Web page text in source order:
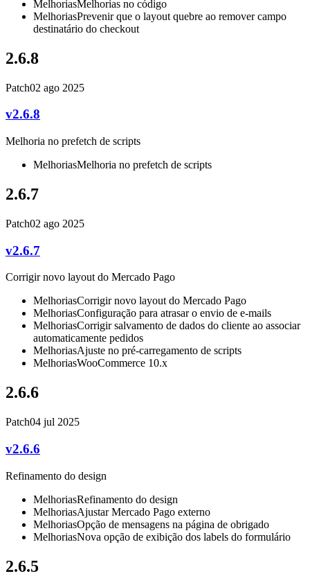
MelhoriasMelhorias no código
MelhoriasPrevenir que o layout quebre ao remover campo
destinatário do checkout
2.6.8
Patch02 ago 2025
v2.6.8
Melhoria no prefetch de scripts
MelhoriasMelhoria no prefetch de scripts
2.6.7
Patch02 ago 2025
v2.6.7
Corrigir novo layout do Mercado Pago
MelhoriasCorrigir novo layout do Mercado Pago
MelhoriasConfiguração para atrasar o envio de e-mails
MelhoriasCorrigir salvamento de dados do cliente ao associar
automaticamente pedidos
MelhoriasAjuste no pré-carregamento de scripts
MelhoriasWooCommerce 10.x
2.6.6
Patch04 jul 2025
v2.6.6
Refinamento do design
MelhoriasRefinamento do design
MelhoriasAjustar Mercado Pago externo
MelhoriasOpção de mensagens na página de obrigado
MelhoriasNova opção de exibição dos labels do formulário
2.6.5